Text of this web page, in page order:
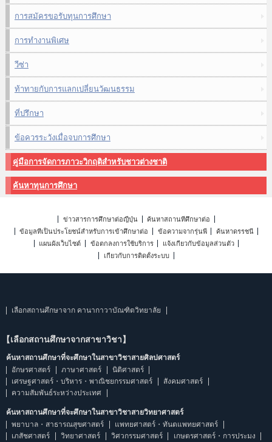
การสมัครขอรับทุนการศึกษา
การทำงานพิเศษ
วีซ่า
ท้าทายกับการแลกเปลี่ยนวัฒนธรรม
ที่ปรึกษา
ข้อควรระวังเมื่อจบการศึกษา
คู่มือการจัดการภาวะวิกฤติสำหรับชาวต่างชาติ
ค้นหาทุนการศึกษา
ข่าวสารการศึกษาต่อญี่ปุ่น
ค้นหาสถานที่ศึกษาต่อ
ข้อมูลที่เป็นประโยชน์สำหรับการเข้าศึกษาต่อ
ข้อความจากรุ่นพี่
ค้นหาดรรชนี
แผนผังเว็บไซต์
ข้อตกลงการใช้บริการ
แจ้งเกี่ยวกับข้อมูลส่วนตัว
เกี่ยวกับการติดตั้งระบบ
เลือกสถานศึกษาจาก คานากาวาบัณฑิตวิทยาลัย
【เลือกสถานศึกษาจากสาขาวิชา】
ค้นหาสถานศึกษาที่จะศึกษาในสาขาวิชาสายศิลปศาสตร์
อักษรศาสตร์
ภาษาศาสตร์
นิติศาสตร์
เศรษฐศาสตร์・บริหาร・พาณิชยกรรมศาสตร์
สังคมศาสตร์
ความสัมพันธ์ระหว่างประเทศ
ค้นหาสถานศึกษาที่จะศึกษาในสาขาวิชาสายวิทยาศาสตร์
พยาบาล・สาธารณสุขศาสตร์
แพทยศาสตร์・ทันตแพทยศาสตร์
เภสัชศาสตร์
วิทยาศาสตร์ วิศวกรรมศาสตร์ เกษตรศาสตร์・การประมง